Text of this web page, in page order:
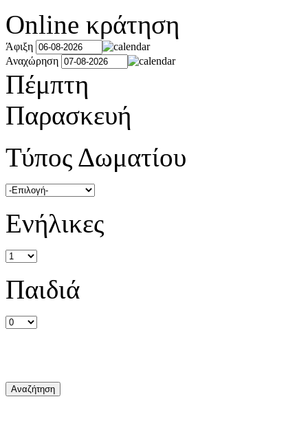
Online κράτηση
Άφιξη
Αναχώρηση
Πέμπτη
Παρασκευή
Τύπος Δωματίου
Ενήλικες
Παιδιά